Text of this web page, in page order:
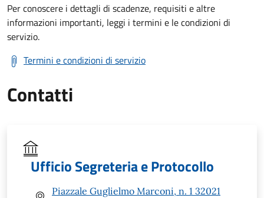
Per conoscere i dettagli di scadenze, requisiti e altre
informazioni importanti, leggi i termini e le condizioni di
servizio.
Termini e condizioni di servizio
Contatti
Ufficio Segreteria e Protocollo
Piazzale Guglielmo Marconi, n. 1 32021